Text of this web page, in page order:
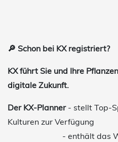
🔎 Schon bei KX registriert?
KX führt Sie und Ihre
digitale Zukunft.
Der KX-Planner- stellt Top-
Kulturen zur Verfügung
- enthält das